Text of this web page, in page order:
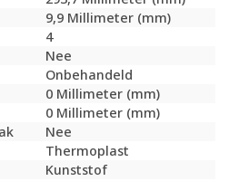
9,9 Millimeter (mm)
4
Nee
Onbehandeld
0 Millimeter (mm)
0 Millimeter (mm)
Nee
Thermoplast
Kunststof